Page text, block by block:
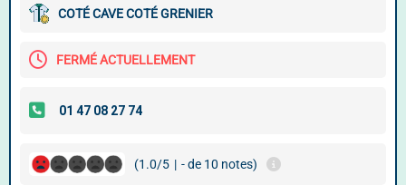
COTÉ CAVE COTÉ GRENIER
FERMÉ ACTUELLEMENT
(1.0/5 | - de 10 notes)